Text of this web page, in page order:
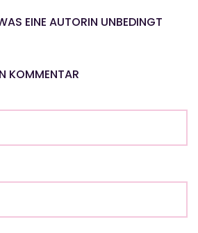
EINE AUTORIN UNBEDINGT
KOMMENTAR